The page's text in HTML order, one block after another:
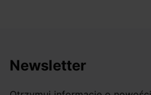
Newsletter